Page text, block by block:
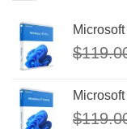
$
$